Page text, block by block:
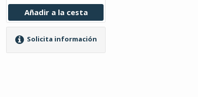
Añadir a la cesta
Solicita información